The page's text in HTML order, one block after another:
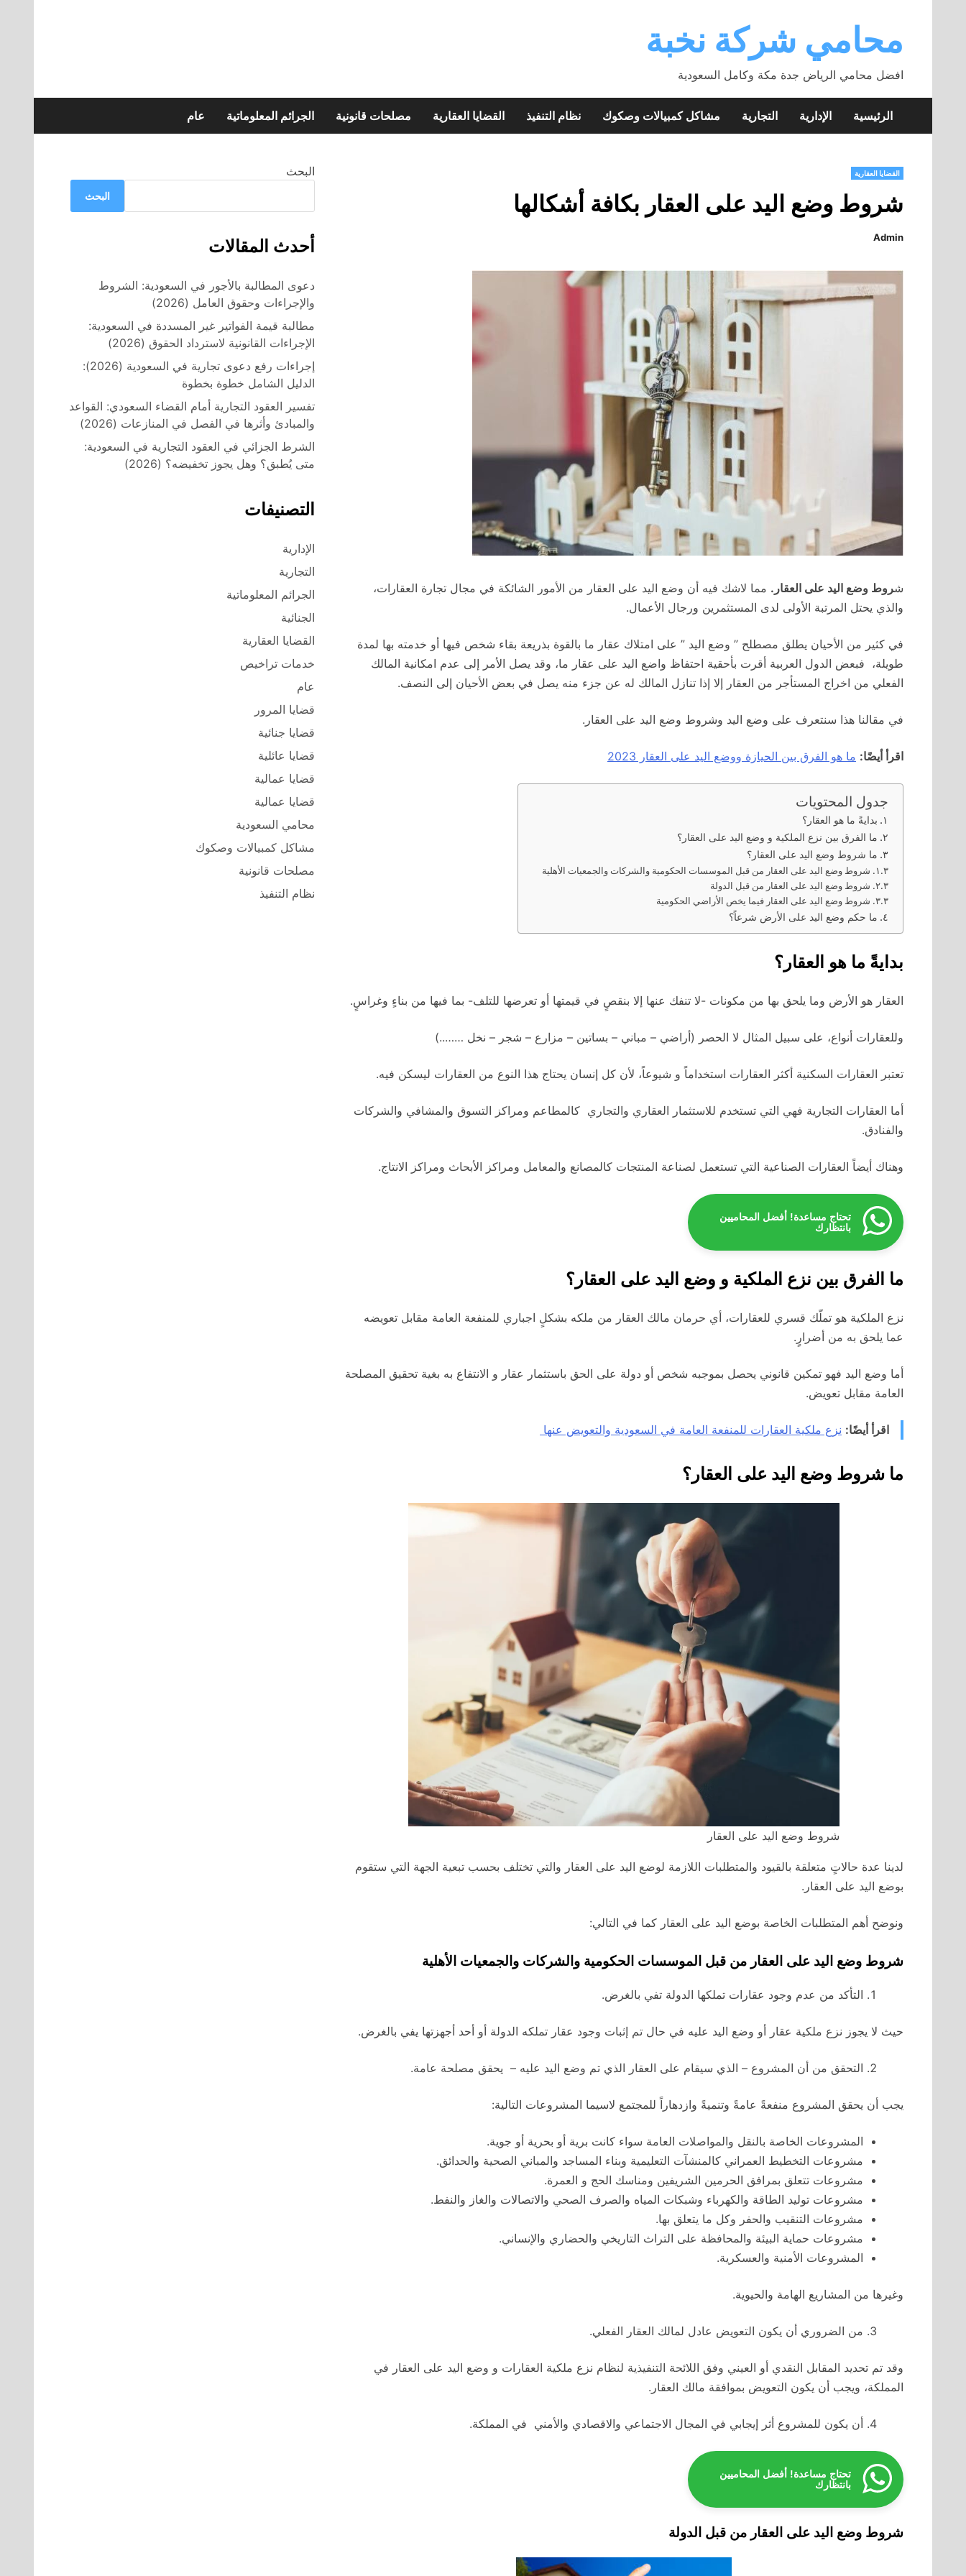
contentمحامي شركة نخبة
افضل محامي الرياض جدة مكة وكامل السعودية
الرئيسية الإدارية التجارية مشاكل كمبيالات وصكوك نظام التنفيذ القضايا العقارية مصلحات قانونية الجرائم المعلوماتية عام
القضايا العقارية
شروط وضع اليد على العقار بكافة أشكالها
Admin
شروط وضع اليد على العقار. مما لاشك فيه أن وضع اليد على العقار من الأمور الشائكة في مجال تجارة العقارات،
والذي يحتل المرتبة الأولى لدى المستثمرين ورجال الأعمال.
في كثير من الأحيان يطلق مصطلح ” وضع اليد ” على امتلاك عقار ما بالقوة بذريعة بقاء شخص فيها أو خدمته بها لمدة
طويلة، فبعض الدول العربية أقرت بأحقية احتفاظ واضع اليد على عقار ما، وقد يصل الأمر إلى عدم امكانية المالك
الفعلي من اخراج المستأجر من العقار إلا إذا تنازل المالك له عن جزء منه يصل في بعض الأحيان إلى النصف.
في مقالنا هذا سنتعرف على وضع اليد وشروط وضع اليد على العقار.
اقرأ أيضًا: ما هو الفرق بين الحيازة ووضع اليد على العقار 2023
جدول المحتويات
بدايةً ما هو العقار؟
ما الفرق بين نزع الملكية و وضع اليد على العقار؟
ما شروط وضع اليد على العقار؟
شروط وضع اليد على العقار من قبل الموسسات الحكومية والشركات والجمعيات الأهلية
شروط وضع اليد على العقار من قبل الدولة
شروط وضع اليد على العقار فيما يخص الأراضي الحكومية
ما حكم وضع اليد على الأرض شرعاً؟
بدايةً ما هو العقار؟
العقار هو الأرض وما يلحق بها من مكونات -لا تنفك عنها إلا بنقصٍ في قيمتها أو تعرضها للتلف- بما فيها من بناءٍ وغراسٍ.
وللعقارات أنواع، على سبيل المثال لا الحصر (أراضي – مباني – بساتين – مزارع – شجر – نخل ……..)
تعتبر العقارات السكنية أكثر العقارات استخداماً و شيوعاً، لأن كل إنسان يحتاج هذا النوع من العقارات ليسكن فيه.
أما العقارات التجارية فهي التي تستخدم للاستثمار العقاري والتجاري كالمطاعم ومراكز التسوق والمشافي والشركات
والفنادق.
وهناك أيضاً العقارات الصناعية التي تستعمل لصناعة المنتجات كالمصانع والمعامل ومراكز الأبحاث ومراكز الانتاج.
تحتاج مساعدة! أفضل المحاميين
بانتظارك
ما الفرق بين نزع الملكية و وضع اليد على العقار؟
نزع الملكية هو تملّك قسري للعقارات، أي حرمان مالك العقار من ملكه بشكلٍ اجباري للمنفعة العامة مقابل تعويضه
عما يلحق به من أضرارٍ.
أما وضع اليد فهو تمكين قانوني يحصل بموجبه شخص أو دولة على الحق باستثمار عقار و الانتفاع به بغية تحقيق المصلحة
العامة مقابل تعويض.
اقرأ أيضًا: نزع ملكية العقارات للمنفعة العامة في السعودية والتعويض عنها
ما شروط وضع اليد على العقار؟
شروط وضع اليد على العقار
لدينا عدة حالاتٍ متعلقة بالقيود والمتطلبات اللازمة لوضع اليد على العقار والتي تختلف بحسب تبعية الجهة التي ستقوم
بوضع اليد على العقار.
ونوضح أهم المتطلبات الخاصة بوضع اليد على العقار كما في التالي:
شروط وضع اليد على العقار من قبل الموسسات الحكومية والشركات والجمعيات الأهلية
التأكد من عدم وجود عقارات تملكها الدولة تفي بالغرض.
حيث لا يجوز نزع ملكية عقار أو وضع اليد عليه في حال تم إثبات وجود عقار تملكه الدولة أو أحد أجهزتها يفي بالغرض.
التحقق من أن المشروع – الذي سيقام على العقار الذي تم وضع اليد عليه – يحقق مصلحة عامة.
يجب أن يحقق المشروع منفعةً عامةً وتنميةً وازدهاراً للمجتمع لاسيما المشروعات التالية:
المشروعات الخاصة بالنقل والمواصلات العامة سواء كانت برية أو بحرية أو جوية.
مشروعات التخطيط العمراني كالمنشآت التعليمية وبناء المساجد والمباني الصحية والحدائق.
مشروعات تتعلق بمرافق الحرمين الشريفين ومناسك الحج و العمرة.
مشروعات توليد الطاقة والكهرباء وشبكات المياه والصرف الصحي والاتصالات والغاز والنفط.
مشروعات التنقيب والحفر وكل ما يتعلق بها.
مشروعات حماية البيئة والمحافظة على التراث التاريخي والحضاري والإنساني.
المشروعات الأمنية والعسكرية.
وغيرها من المشاريع الهامة والحيوية.
من الضروري أن يكون التعويض عادل لمالك العقار الفعلي.
وقد تم تحديد المقابل النقدي أو العيني وفق اللائحة التنفيذية لنظام نزع ملكية العقارات و وضع اليد على العقار في
المملكة، ويجب أن يكون التعويض بموافقة مالك العقار.
أن يكون للمشروع أثر إيجابي في المجال الاجتماعي والاقصادي والأمني في المملكة.
تحتاج مساعدة! أفضل المحاميين
بانتظارك
شروط وضع اليد على العقار من قبل الدولة
البحث
البحث
أحدث المقالات
دعوى المطالبة بالأجور في السعودية: الشروط
والإجراءات وحقوق العامل (2026)
مطالبة قيمة الفواتير غير المسددة في السعودية:
الإجراءات القانونية لاسترداد الحقوق (2026)
إجراءات رفع دعوى تجارية في السعودية (2026):
الدليل الشامل خطوة بخطوة
تفسير العقود التجارية أمام القضاء السعودي: القواعد
والمبادئ وأثرها في الفصل في المنازعات (2026)
الشرط الجزائي في العقود التجارية في السعودية:
متى يُطبق؟ وهل يجوز تخفيضه؟ (2026)
التصنيفات
الإدارية
التجارية
الجرائم المعلوماتية
الجنائية
القضايا العقارية
خدمات تراخيص
عام
قضايا المرور
قضايا جنائية
قضايا عائلية
قضايا عمالية
قضايا عمالية
محامي السعودية
مشاكل كمبيالات وصكوك
مصلحات قانونية
نظام التنفيذ